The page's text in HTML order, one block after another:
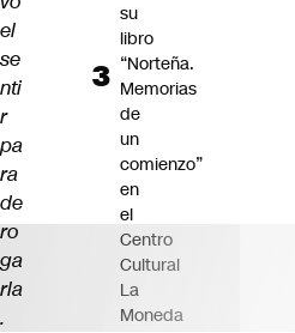
el
se
nti
r
pa
ra
de
ro
ga
rla
.
su
libro
“Norteña.
Memorias
de
un
comienzo”
en
el
Centro
Cultural
La
Moneda